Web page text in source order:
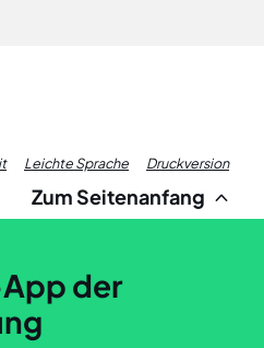
Leichte Sprache Druckversion
Zum Seitenanfang
der